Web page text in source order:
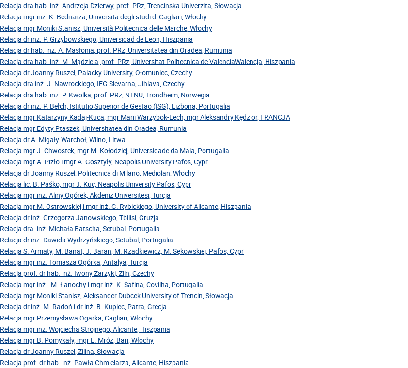
Relacja dra hab. inż. Andrzeja Dzierwy, prof. PRz, Trencinska Univerzita, Słowacja
Relacja mgr inż. K. Bednarza, Universita degli studi di Cagliari, Włochy
Relacja mgr Moniki Stanisz, Università Politecnica delle Marche, Włochy
Relacja dr inż. P. Grzybowskiego, Universidad de Leon, Hiszpania
Relacja dr hab. inż. A. Masłonia, prof. PRz, Universitatea din Oradea, Rumunia
Relacja dra hab. inż. M. Mądziela, prof. PRz, Universitat Politecnica de ValenciaWalencja, Hiszpania
Relacja dr Joanny Ruszel, Palacky University, Ołomuniec, Czechy
Relacja dra inż. J. Nawrockiego, IEG Slevarna, Jihlava, Czechy
Relacja dra hab. inż. P. Kwolka, prof. PRz, NTNU, Trondheim, Norwegia
Relacja dr inż. P. Bełch, Istitutio Superior de Gestao (ISG), Lizbona, Portugalia
Relacja mgr Katarzyny Kadaj-Kuca, mgr Marii Warzybok-Lech, mgr Aleksandry Kędzior, FRANCJA
Relacja mgr Edyty Ptaszek, Universitatea din Oradea, Rumunia
Relacja dr A. Migały-Warchoł, Wilno, Litwa
Relacja mgr J. Chwostek, mgr M. Kołodziej, Universidade da Maia, Portugalia
Relacja mgr A. Pizło i mgr A. Gosztyły, Neapolis University Pafos, Cypr
Relacja dr Joanny Ruszel, Politecnica di Milano, Mediolan, Włochy
Relacja lic. B. Paśko, mgr J. Kuc, Neapolis University Pafos, Cypr
Relacja mgr inż. Aliny Ogórek, Akdeniz Universitesi, Turcja
Relacja mgr M. Ostrowskiej i mgr inż. G. Rybickiego, University of Alicante, Hiszpania
Relacja dr inż. Grzegorza Janowskiego, Tbilisi, Gruzja
Relacja dra. inż. Michała Batscha, Setubal, Portugalia
Relacja dr inż. Dawida Wydrzyńskiego, Setubal, Portugalia
Relacja S. Armaty, M. Banat, J. Baran, M. Rzadkiewicz, M. Sękowskiej, Pafos, Cypr
Relacja mgr inż. Tomasza Ogórka, Antalya, Turcja
Relacja prof. dr hab. inż. Iwony Zarzyki, Zlin, Czechy
Relacja mgr inż.. M. Łanochy i mgr inż. K. Safina, Covilha, Portugalia
Relacja mgr Moniki Stanisz, Aleksander Dubcek University of Trencin, Słowacja
Relacja dr inż. M. Radoń i dr inż. B. Kupiec, Patra, Grecja
Relacja mgr Przemysława Ogarka, Cagliari, Włochy
Relacja mgr inż. Wojciecha Strojnego, Alicante, Hiszpania
Relacja mgr B. Pomykały, mgr E. Mróz, Bari, Włochy
Relacja dr Joanny Ruszel, Zilina, Słowacja
Relacja prof. dr hab. inż. Pawła Chmielarza, Alicante, Hiszpania